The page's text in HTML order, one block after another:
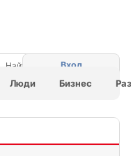
Люди Бизнес
Вход